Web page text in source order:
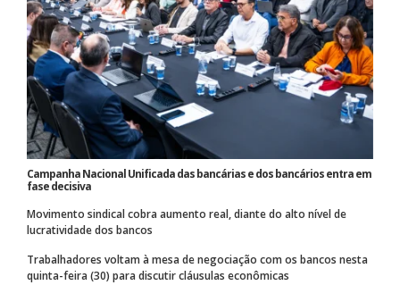
Campanha Nacional Unificada das bancárias e dos bancários entra em
fase decisiva
Movimento sindical cobra aumento real, diante do alto nível de
lucratividade dos bancos
Trabalhadores voltam à mesa de negociação com os bancos nesta
quinta-feira (30) para discutir cláusulas econômicas